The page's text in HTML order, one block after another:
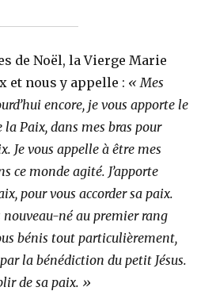
de Noël, la Vierge Marie
et nous y appelle : « Mes
encore, je vous apporte le
la Paix, dans mes bras pour
Je vous appelle à être mes
ce monde agité. J’apporte
pour vous accorder sa paix.
nouveau-né au premier rang
bénis tout particulièrement,
la bénédiction du petit Jésus.
de sa paix. »